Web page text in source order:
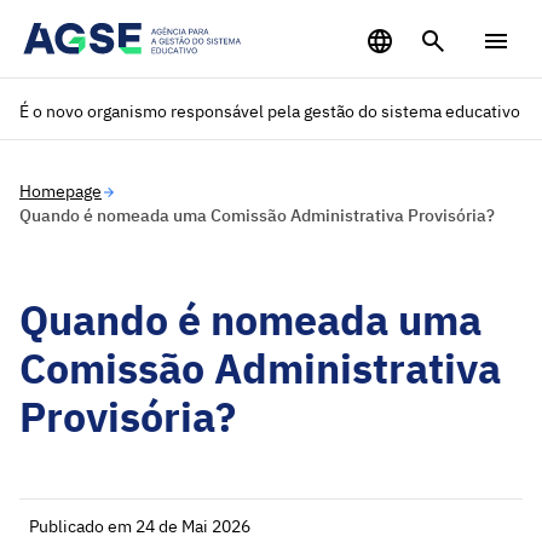
É o novo organismo responsável pela gestão do sistema educativo
Homepage
Quando é nomeada uma Comissão Administrativa Provisória?
Quando é nomeada uma
Comissão Administrativa
Provisória?
Publicado em 24 de Mai 2026